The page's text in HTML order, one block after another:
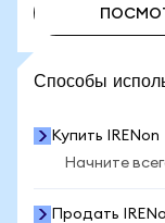
Способы
Купить IRENon
Начните
Продать